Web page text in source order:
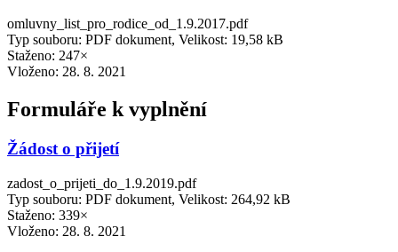
omluvny_list_pro_rodice_od_1.9.2017.pdf
Typ souboru: PDF dokument, Velikost: 19,58 kB
Staženo: 247×
Vloženo: 28. 8. 2021
Formuláře k vyplnění
Žádost o přijetí
zadost_o_prijeti_do_1.9.2019.pdf
Typ souboru: PDF dokument, Velikost: 264,92 kB
Staženo: 339×
Vloženo: 28. 8. 2021